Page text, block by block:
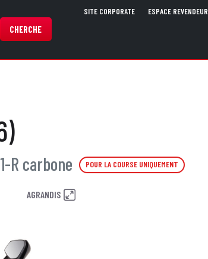
CHERCHE
SITE CORPORATE ESPACE REVENDEUR
R carbone POUR LA COURSE UNIQUEMENT
AGRANDIS